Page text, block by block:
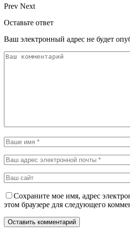
Prev Next
Оставьте ответ
Ваш электронный адрес не будет
Сохраните мое имя, адрес
этом браузере для следующего